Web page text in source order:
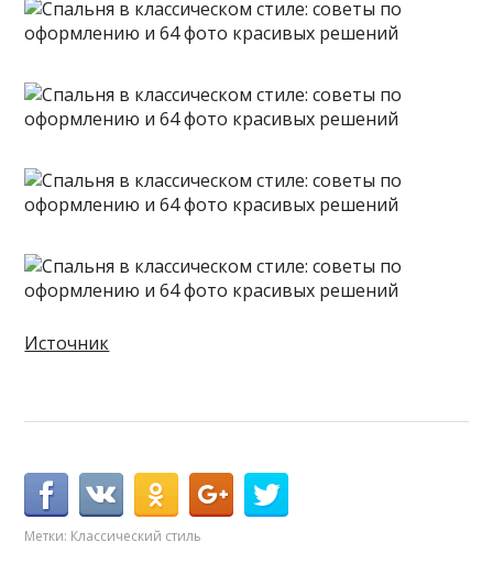
Источник
Метки: Классический стиль